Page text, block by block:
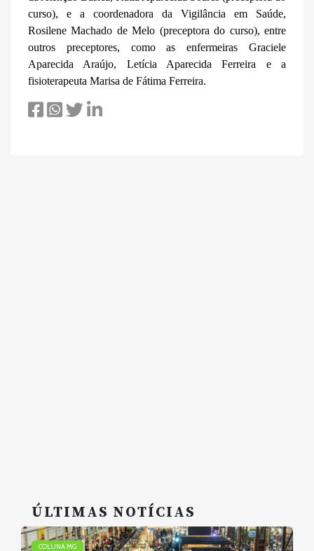
curso), e a coordenadora da Vigilância em Saúde,
Rosilene Machado de Melo (preceptora do curso), entre
outros preceptores, como as enfermeiras Graciele
Aparecida Araújo, Letícia Aparecida Ferreira e a
fisioterapeuta Marisa de Fátima Ferreira.
ÚLTIMAS NOTÍCIAS
COLUNA MG